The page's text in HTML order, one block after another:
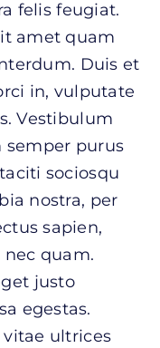
felis feugiat.
amet quam
Duis et
in, vulputate
Vestibulum
purus
sociosqu
nostra, per
sapien,
quam.
justo
egestas.
vitae ultrices